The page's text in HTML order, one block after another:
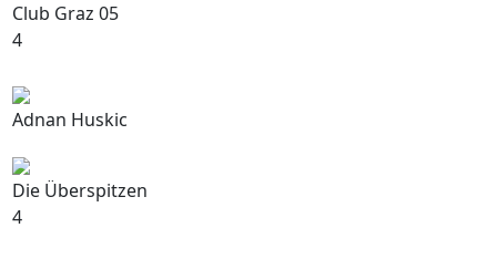
Club Graz 05
4
Adnan Huskic
Die Überspitzen
4